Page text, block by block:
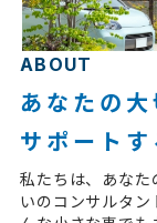
ABOUT
あなたの
サポート
私たちは、あなた
いのコンサルタ